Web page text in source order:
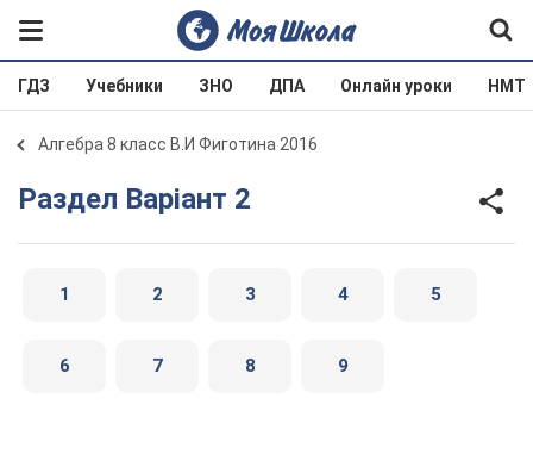
ГДЗ Учебники ЗНО ДПА Онлайн уроки НМТ
Алгебра 8 класс В.И Фиготина 2016
Раздел Варіант 2
1 2 3 4 5
6 7 8 9